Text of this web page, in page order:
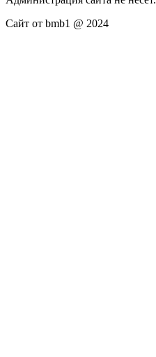
Сайт от bmb1 @ 2024